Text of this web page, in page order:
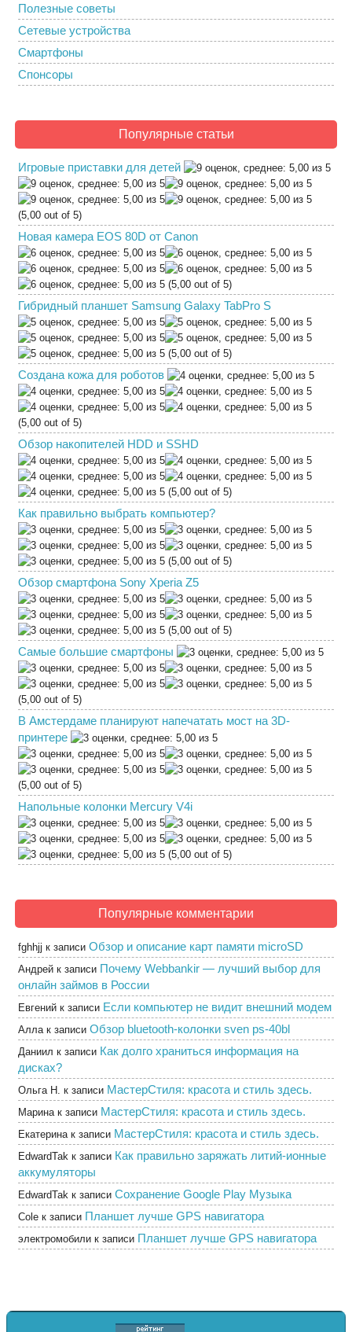
Полезные советы
Сетевые устройства
Смартфоны
Спонсоры
Популярные статьи
Игровые приставки для детей
(5,00 out of 5)
Новая камера EOS 80D от Canon
(5,00 out of 5)
Гибридный планшет Samsung Galaxy TabPro S
(5,00 out of 5)
Создана кожа для роботов
(5,00 out of 5)
Обзор накопителей HDD и SSHD
(5,00 out of 5)
Как правильно выбрать компьютер?
(5,00 out of 5)
Обзор смартфона Sony Xperia Z5
(5,00 out of 5)
Самые большие смартфоны
(5,00 out of 5)
В Амстердаме планируют напечатать мост на 3D-
принтере
(5,00 out of 5)
Напольные колонки Mercury V4i
(5,00 out of 5)
Популярные комментарии
fghhjj к записи Обзор и описание карт памяти microSD
Андрей к записи Почему Webbankir — лучший выбор для
онлайн займов в России
Евгений к записи Если компьютер не видит внешний модем
Аллак записи Обзор bluetooth-колонки sven ps-40bl
Даниил к записи Как долго храниться информация на
дисках?
Ольга Н. к записи МастерСтиля: красота и стиль здесь.
Маринак записи МастерСтиля: красота и стиль здесь.
Екатеринак записи МастерСтиля: красота и стиль здесь.
EdwardTak к записи Как правильно заряжать литий-ионные
аккумуляторы
EdwardTak к записи Сохранение Google Play Музыка
Cole к записи Планшет лучше GPS навигатора
электромобили к записи Планшет лучше GPS навигатора